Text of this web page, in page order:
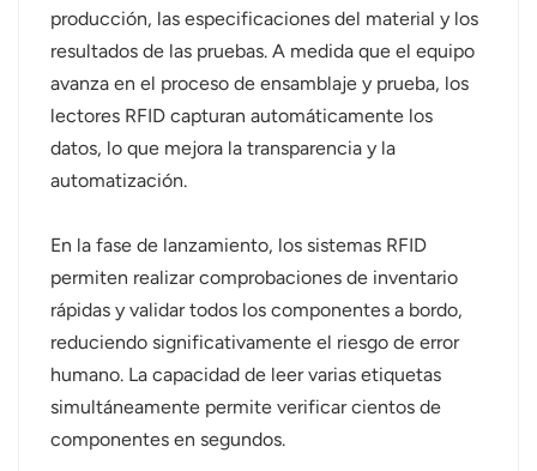
producción, las especificaciones del material y los
resultados de las pruebas. A medida que el equipo
avanza en el proceso de ensamblaje y prueba, los
lectores RFID capturan automáticamente los
datos, lo que mejora la transparencia y la
automatización.
En la fase de lanzamiento, los sistemas RFID
permiten realizar comprobaciones de inventario
rápidas y validar todos los componentes a bordo,
reduciendo significativamente el riesgo de error
humano. La capacidad de leer varias etiquetas
simultáneamente permite verificar cientos de
componentes en segundos.